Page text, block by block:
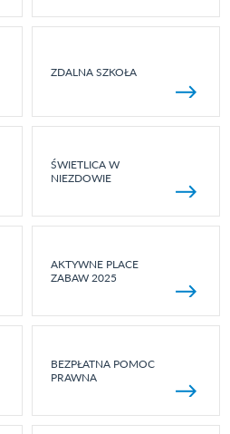
ZDALNA SZKOŁA
ŚWIETLICA W
NIEZDOWIE
AKTYWNE PLACE
ZABAW 2025
BEZPŁATNA POMOC
PRAWNA